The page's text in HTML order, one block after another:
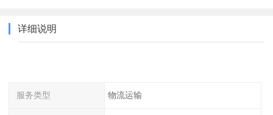
详细说明
服务类型 物流运输